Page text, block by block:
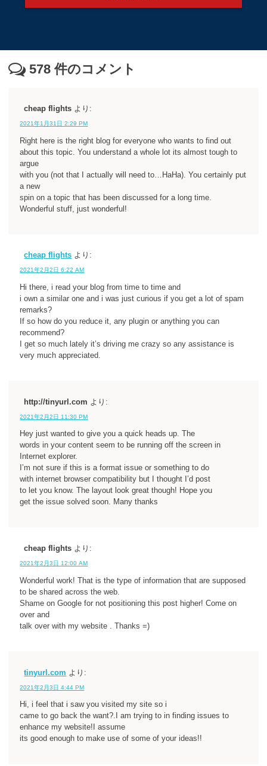
578 件のコメント
cheap flights より:
2021年1月31日 2:29 PM
Right here is the right blog for everyone who wants to find out
about this topic. You understand a whole lot its almost tough to
argue
with you (not that I actually will need to…HaHa). You certainly put
a new
spin on a topic that has been discussed for a long time.
Wonderful stuff, just wonderful!
cheap flights より:
2021年2月2日 6:22 AM
Hi there, i read your blog from time to time and
i own a similar one and i was just curious if you get a lot of spam
remarks?
If so how do you reduce it, any plugin or anything you can
recommend?
I get so much lately it’s driving me crazy so any assistance is
very much appreciated.
http://tinyurl.com より:
2021年2月2日 11:30 PM
Hey just wanted to give you a quick heads up. The
words in your content seem to be running off the screen in
Internet explorer.
I’m not sure if this is a format issue or something to do
with internet browser compatibility but I thought I’d post
to let you know. The layout look great though! Hope you
get the issue solved soon. Many thanks
cheap flights より:
2021年2月3日 12:00 AM
Wonderful work! That is the type of information that are supposed
to be shared across the web.
Shame on Google for not positioning this post higher! Come on
over and
talk over with my website . Thanks =)
tinyurl.com より:
2021年2月3日 4:44 PM
Hi, i feel that i saw you visited my site so i
came to go back the want?.I am trying to in finding issues to
enhance my website!I assume
its good enough to make use of some of your ideas!!